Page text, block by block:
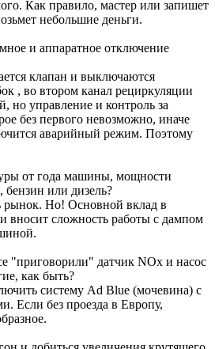
Как правило, мастер или запишет
небольшие деньги.
и аппаратное отключение
клапан и выключаются
, во втором канал рециркуляции
но управление и контроль за
без первого невозможно, иначе
аварийный режим. Поэтому
от года машины, мощности
бензин или дизель?
рынок. Но! Основной вклад в
вносит сложность работы с дампом
"приговорили" датчик NOx и насос
как быть?
систему Ad Blue (мочевина) с
Если без проезда в Европу,